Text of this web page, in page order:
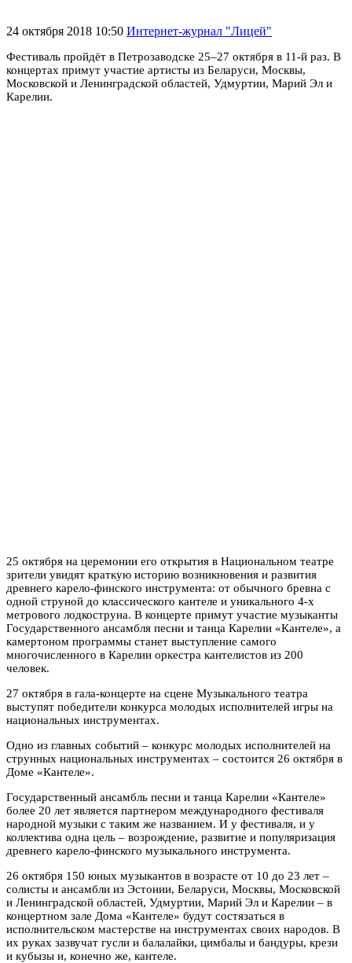
24 октября 2018 10:50 Интернет-журнал "Лицей"
Фестиваль пройдёт в Петрозаводске 25–27 октября в 11-й раз. В
концертах примут участие артисты из Беларуси, Москвы,
Московской и Ленинградской областей, Удмуртии, Марий Эл и
Карелии.
25 октября на церемонии его открытия в Национальном театре
зрители увидят краткую историю возникновения и развития
древнего карело-финского инструмента: от обычного бревна с
одной струной до классического кантеле и уникального 4-х
метрового лодкоструна. В концерте примут участие музыканты
Государственного ансамбля песни и танца Карелии «Кантеле», а
камертоном программы станет выступление самого
многочисленного в Карелии оркестра кантелистов из 200
человек.
27 октября в гала-концерте на сцене Музыкального театра
выступят победители конкурса молодых исполнителей игры на
национальных инструментах.
Одно из главных событий – конкурс молодых исполнителей на
струнных национальных инструментах – состоится 26 октября в
Доме «Кантеле».
Государственный ансамбль песни и танца Карелии «Кантеле»
более 20 лет является партнером международного фестиваля
народной музыки с таким же названием. И у фестиваля, и у
коллектива одна цель – возрождение, развитие и популяризация
древнего карело-финского музыкального инструмента.
26 октября 150 юных музыкантов в возрасте от 10 до 23 лет –
солисты и ансамбли из Эстонии, Беларуси, Москвы, Московской
и Ленинградской областей, Удмуртии, Марий Эл и Карелии – в
концертном зале Дома «Кантеле» будут состязаться в
исполнительском мастерстве на инструментах своих народов. В
их руках зазвучат гусли и балалайки, цимбалы и бандуры, крези
и кубызы и, конечно же, кантеле.